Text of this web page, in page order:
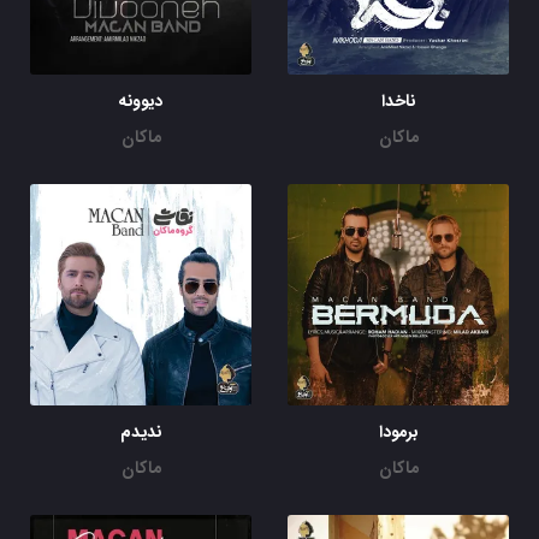
ناخدا
ماکان
دیوونه
ماکان
برمودا
ماکان
ندیدم
ماکان